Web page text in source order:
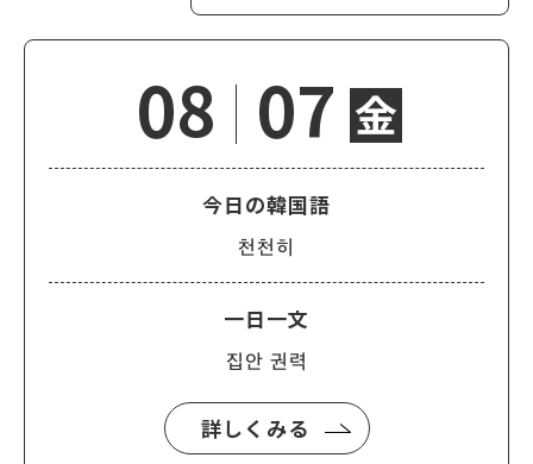
08 07 金
今日の韓国語
천천히
一日一文
집안 권력
詳しくみる